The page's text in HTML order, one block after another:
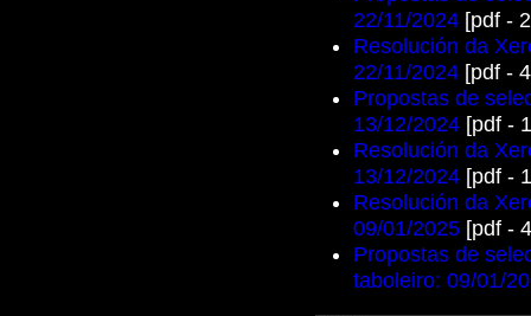
22/11/2024 [pdf -
Resolución da
22/11/2024 [pdf -
Propostas de
13/12/2024 [pdf -
Resolución da
13/12/2024 [pdf -
Resolución da
09/01/2025 [pdf -
Propostas de
taboleiro: 09/01/